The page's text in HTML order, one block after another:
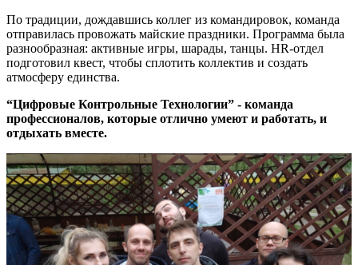
По традиции, дождавшись коллег из командировок, команда
отправилась провожать майские праздники. Программа была
разнообразная: активные игры, шарады, танцы. HR-отдел
подготовил квест, чтобы сплотить коллектив и создать
атмосферу единства.
“Цифровые Контрольные Технологии” - команда
профессионалов, которые отлично умеют и работать, и
отдыхать вместе.